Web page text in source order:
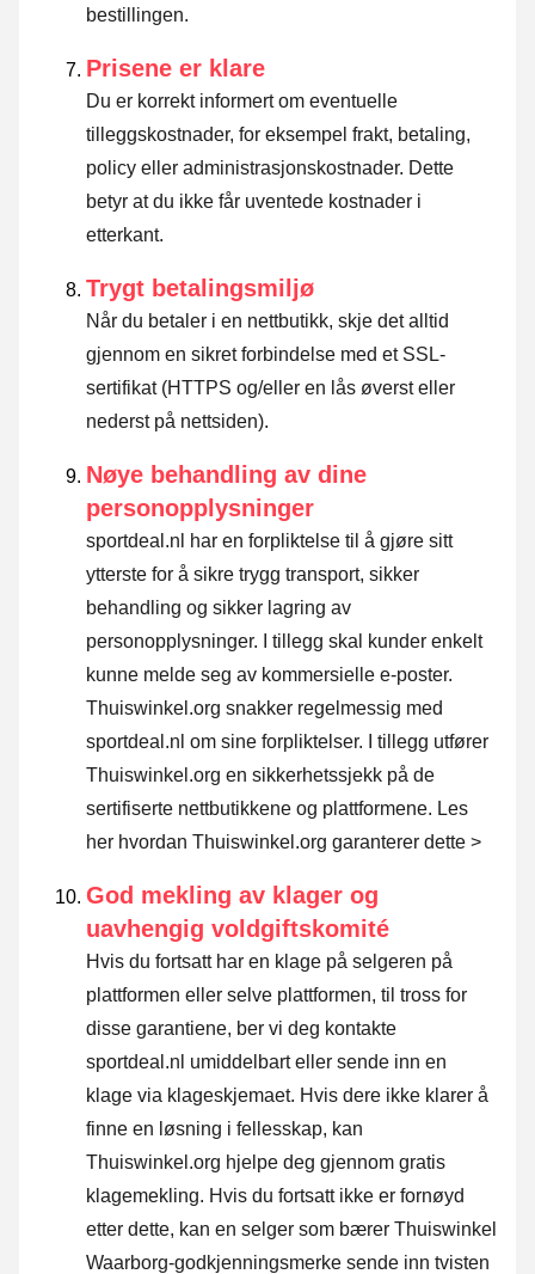
bestillingen.
Prisene er klare
Du er korrekt informert om eventuelle
tilleggskostnader, for eksempel frakt, betaling,
policy eller administrasjonskostnader. Dette
betyr at du ikke får uventede kostnader i
etterkant.
Trygt betalingsmiljø
Når du betaler i en nettbutikk, skje det alltid
gjennom en sikret forbindelse med et SSL-
sertifikat (HTTPS og/eller en lås øverst eller
nederst på nettsiden).
Nøye behandling av dine
personopplysninger
sportdeal.nl har en forpliktelse til å gjøre sitt
ytterste for å sikre trygg transport, sikker
behandling og sikker lagring av
personopplysninger. I tillegg skal kunder enkelt
kunne melde seg av kommersielle e-poster.
Thuiswinkel.org snakker regelmessig med
sportdeal.nl om sine forpliktelser. I tillegg utfører
Thuiswinkel.org en sikkerhetssjekk på de
sertifiserte nettbutikkene og plattformene. Les
her hvordan Thuiswinkel.org garanterer dette >
God mekling av klager og
uavhengig voldgiftskomité
Hvis du fortsatt har en klage på selgeren på
plattformen eller selve plattformen, til tross for
disse garantiene, ber vi deg kontakte
sportdeal.nl umiddelbart eller sende inn en
klage via klageskjemaet. Hvis dere ikke klarer å
finne en løsning i fellesskap, kan
Thuiswinkel.org hjelpe deg gjennom gratis
klagemekling. Hvis du fortsatt ikke er fornøyd
etter dette, kan en selger som bærer Thuiswinkel
Waarborg-godkjenningsmerke sende inn tvisten